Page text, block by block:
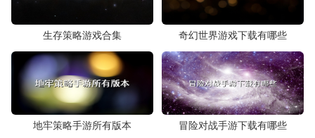
生存策略游戏合集 奇幻世界游戏下载有哪些
地牢策略手游所有版本 冒险对战手游下载有哪些